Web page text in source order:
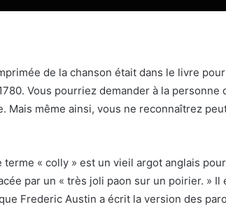
de la chanson était dans le livre
Vous pourriez demander à la
Mais même ainsi, vous ne reconnaîtrez
« colly » est un vieil argot anglais
par un « très joli paon sur un poirier. » Il
Frederic Austin a écrit la version des